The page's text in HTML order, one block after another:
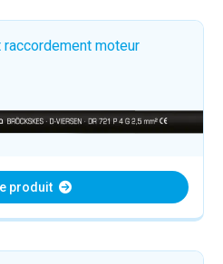
moteur
produit